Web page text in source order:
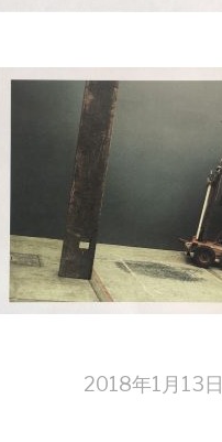
2018年1月13日